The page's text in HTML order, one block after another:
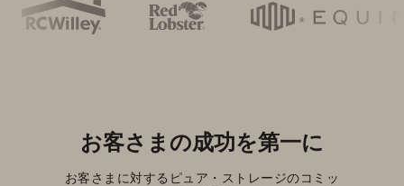
お客さまの成功を第一に
お客さまに対するピュア・ストレージのコミッ